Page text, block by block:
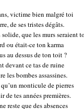
victime bien malgré toi
de ses tristes dégâts.
solide, que les murs seraient
ou était-ce ton karma
au dessus de ton toit ?
devant ce tas de ruine
les bombes assassines.
monticule de pierres
de tes années premières.
reste que des absences